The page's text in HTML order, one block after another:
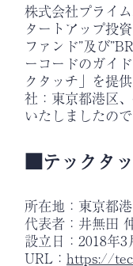
株式会社プライ
タートアップ投
ファンド”及び
ーコードのガイ
クタッチ」を提
社：東京都港区
いたしましたの
■テックタ
所在地：東京都
代表者：井無田
設立日：2018年3
URL：https://